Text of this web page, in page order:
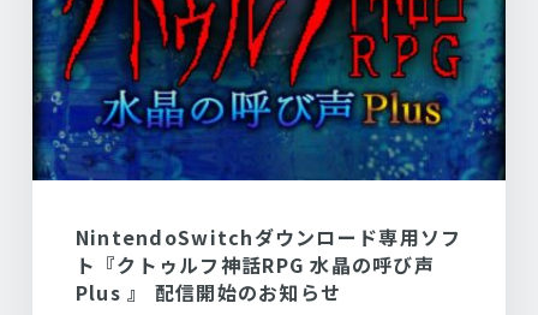
NintendoSwitchダウンロード専用ソフ
ト『クトゥルフ神話RPG 水晶の呼び声
Plus 』 配信開始のお知らせ